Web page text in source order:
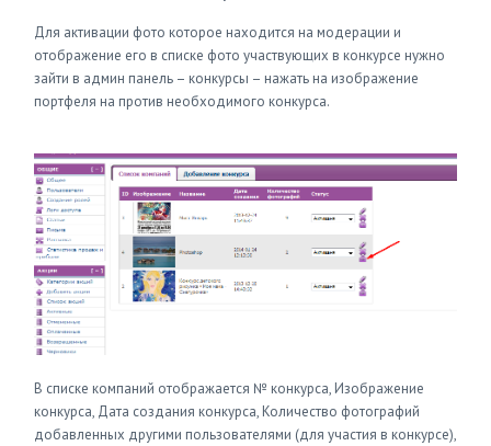
Для активации фото которое находится на модерации и
отображение его в списке фото участвующих в конкурсе нужно
зайти в админ панель – конкурсы – нажать на изображение
портфеля на против необходимого конкурса.
В списке компаний отображается № конкурса, Изображение
конкурса, Дата создания конкурса, Количество фотографий
добавленных другими пользователями (для участия в конкурсе),